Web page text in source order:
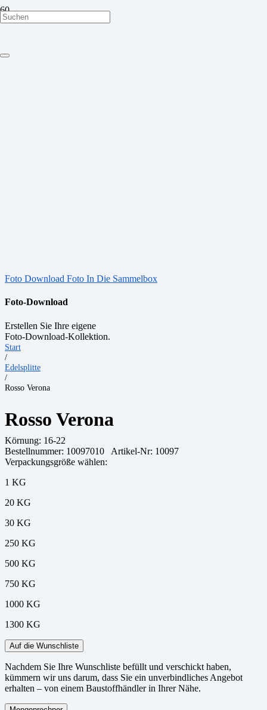
Foto Download Foto In Die Sammelbox
Foto-Download
Erstellen Sie Ihre eigene
Foto-Download-Kollektion.
Start
/
Edelsplitte
/
Rosso Verona
Rosso Verona
Körnung: 16-22
Bestellnummer: 10097010
Artikel-Nr: 10097
Verpackungsgröße wählen:
1 KG
20 KG
30 KG
250 KG
500 KG
750 KG
1000 KG
1300 KG
Auf die Wunschliste
Nachdem Sie Ihre Wunschliste befüllt und verschickt haben,
kümmern wir uns darum, dass Sie ein unverbindliches Angebot
erhalten – von einem Baustoffhändler in Ihrer Nähe.